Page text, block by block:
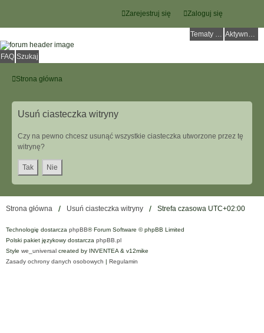
Zaloguj się
Zarejestruj się
Tematy bez odpowiedzi Aktywne tematy
FAQ Szukaj
Strona główna
Usuń ciasteczka witryny
Czy na pewno chcesz usunąć wszystkie ciasteczka utworzone przez tę
witrynę?
Strona główna Usuń ciasteczka witryny Strefa czasowa UTC+02:00
Technologię dostarcza phpBB® Forum Software © phpBB Limited
Polski pakiet językowy dostarcza phpBB.pl
Style we_universal created by INVENTEA & v12mike
Zasady ochrony danych osobowych | Regulamin